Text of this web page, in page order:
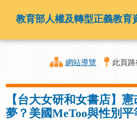
教育部人權及轉型正義教育
網站導覽 此頁路
【台大女研和女書店】
夢？美國MeToo與性別